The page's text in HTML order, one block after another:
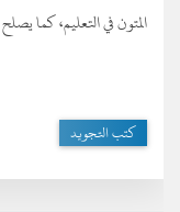
المتون في التعليم، كما
كتب التجويد